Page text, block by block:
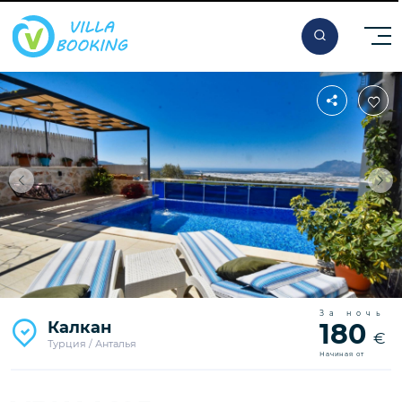
Калкан
Турция / Анталья
За ночь
180 €
Начиная от